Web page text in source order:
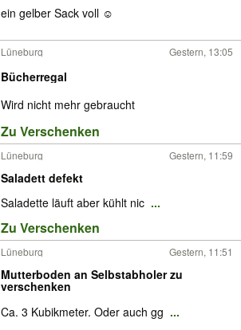
ein gelber Sack voll ☺
Lüneburg Gestern, 13:05
Bücherregal
Wird nicht mehr gebraucht
Zu Verschenken
Lüneburg Gestern, 11:59
Saladett defekt
Saladette läuft aber kühlt nic ...
Zu Verschenken
Lüneburg Gestern, 11:51
Mutterboden an Selbstabholer zu
verschenken
Ca. 3 Kubikmeter. Oder auch gg ...